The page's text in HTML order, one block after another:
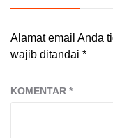
Alamat email Anda
wajib ditandai *
KOMENTAR *